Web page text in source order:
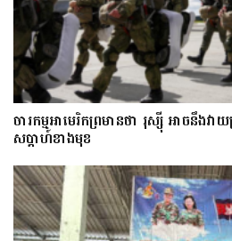
ចារកម្ម​អាមេរិក​ព្រមាន​ថា​ រុស្ស៊ី​ អាចនឹងវ
សប្តាហ៍​​ខាង​មុខ​​